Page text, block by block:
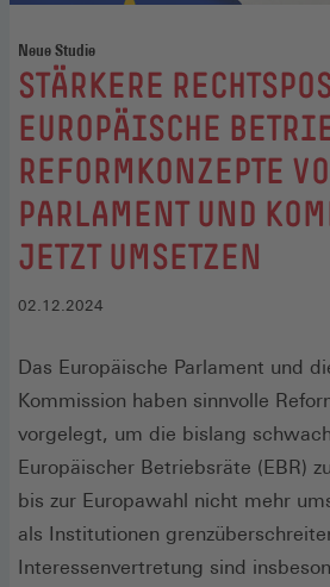
Neue Studie
:
STÄRKERE
EUROPÄISCHE
REFORMKONZEPTE
PARLAMENT UND
JETZT UMSETZEN
02.12.2024
Das Europäische Parlament und
Kommission haben sinnvolle
vorgelegt, um die bislang
Europäischer Betriebsräte (EBR)
bis zur Europawahl nicht mehr
als Institutionen
Interessenvertretung sind